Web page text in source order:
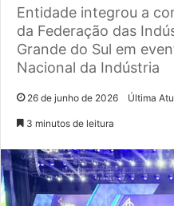
Entidade integrou a
da Federação das
Grande do Sul em
Nacional da Indústria
26 de junho de 2026 Última
3 minutos de leitura